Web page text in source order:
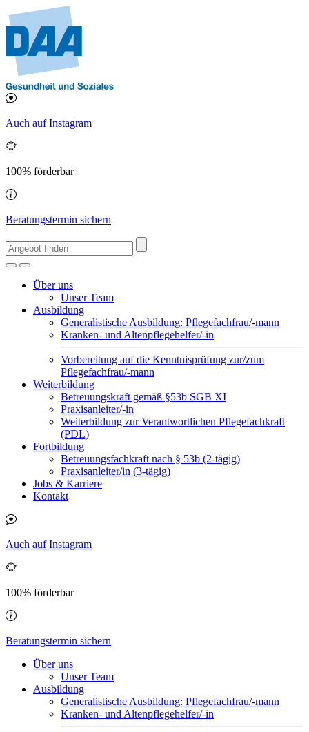
Auch auf Instagram
100% förderbar
Beratungstermin sichern
Über uns
Unser Team
Ausbildung
Generalistische Ausbildung: Pflegefachfrau/-mann
Kranken- und Altenpflegehelfer/-in
Vorbereitung auf die Kenntnisprüfung zur/zum
Pflegefachfrau/-mann
Weiterbildung
Betreuungskraft gemäß §53b SGB XI
Praxisanleiter/-in
Weiterbildung zur Verantwortlichen Pflegefachkraft
(PDL)
Fortbildung
Betreuungsfachkraft nach § 53b (2-tägig)
Praxisanleiter/in (3-tägig)
Jobs & Karriere
Kontakt
Auch auf Instagram
100% förderbar
Beratungstermin sichern
Über uns
Unser Team
Ausbildung
Generalistische Ausbildung: Pflegefachfrau/-mann
Kranken- und Altenpflegehelfer/-in